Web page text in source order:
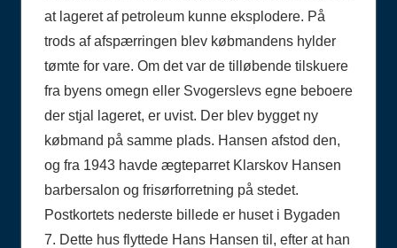
at lageret af petroleum kunne eksplodere. På
trods af afspærringen blev købmandens hylder
tømte for vare. Om det var de tilløbende tilskuere
fra byens omegn eller Svogerslevs egne beboere
der stjal lageret, er uvist. Der blev bygget ny
købmand på samme plads. Hansen afstod den,
og fra 1943 havde ægteparret Klarskov Hansen
barbersalon og frisørforretning på stedet.
Postkortets nederste billede er huset i Bygaden
7. Dette hus flyttede Hans Hansen til, efter at han